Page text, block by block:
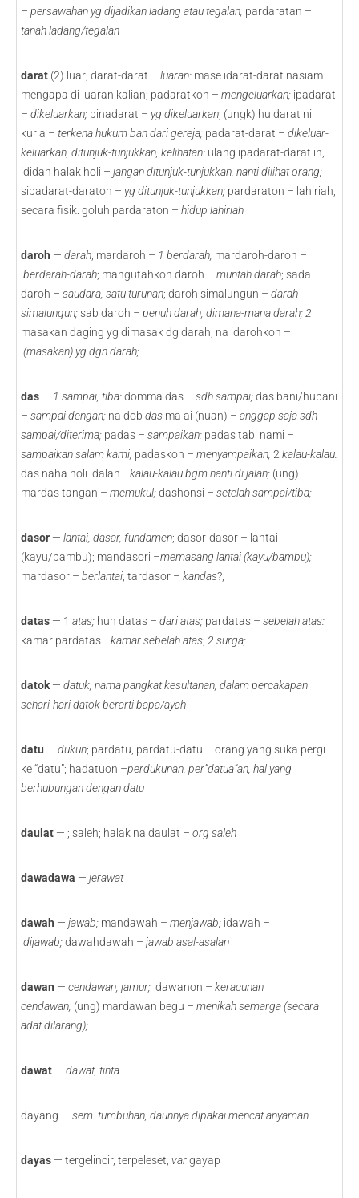
– persawahan yg dijadikan ladang atau tegalan; pardaratan –
tanah ladang/tegalan
darat (2) luar; darat-darat – luaran: mase idarat-darat nasiam –
mengapa di luaran kalian; padaratkon – mengeluarkan; ipadarat
– dikeluarkan; pinadarat – yg dikeluarkan; (ungk) hu darat ni
kuria – terkena hukum ban dari gereja; padarat-darat – dikeluar-
keluarkan, ditunjuk-tunjukkan, kelihatan: ulang ipadarat-darat in,
ididah halak holi – jangan ditunjuk-tunjukkan, nanti dilihat orang;
sipadarat-daraton – yg ditunjuk-tunjukkan; pardaraton – lahiriah,
secara fisik: goluh pardaraton – hidup lahiriah
daroh — darah; mardaroh – 1 berdarah; mardaroh-daroh –
berdarah-darah; mangutahkon daroh – muntah darah; sada
daroh – saudara, satu turunan; daroh simalungun – darah
simalungun;sab daroh – penuh darah, dimana-mana darah; 2
masakan daging yg dimasak dg darah; na idarohkon –
(masakan) yg dgn darah;
das — 1 sampai, tiba:domma das – sdh sampai;das bani/hubani
– sampai dengan; na dob das ma ai (nuan) – anggap saja sdh
sampai/diterima; padas – sampaikan: padas tabi nami –
sampaikan salam kami; padaskon – menyampaikan;2 kalau-kalau:
das naha holi idalan –kalau-kalau bgm nanti di jalan; (ung)
mardas tangan – memukul;dashonsi – setelah sampai/tiba;
dasor — lantai, dasar, fundamen; dasor-dasor – lantai
(kayu/bambu); mandasori –memasang lantai (kayu/bambu);
mardasor – berlantai; tardasor – kandas?;
datas — 1 atas; hun datas – dari atas; pardatas – sebelah atas:
kamar pardatas –kamar sebelah atas; 2 surga;
datok — datuk, nama pangkat kesultanan; dalam percakapan
sehari-hari datok berarti bapa/ayah
datu — dukun; pardatu, pardatu-datu – orang yang suka pergi
ke “datu”; hadatuon –perdukunan, per”datua”an, hal yang
berhubungan dengan datu
daulat — ; saleh; halak na daulat – org saleh
dawadawa — jerawat
dawah — jawab; mandawah – menjawab; idawah –
dijawab;dawahdawah – jawab asal-asalan
dawan — cendawan, jamur; dawanon – keracunan
cendawan; (ung) mardawan begu – menikah semarga (secara
adat dilarang);
dawat — dawat, tinta
dayang — sem. tumbuhan, daunnya dipakai mencat anyaman
dayas — tergelincir, terpeleset; vargayap